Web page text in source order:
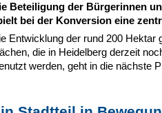
Beteiligung der Bürgerinnen
bei der Konversion eine
Entwicklung der rund 200 Hektar
die in Heidelberg derzeit
werden, geht in die nächste